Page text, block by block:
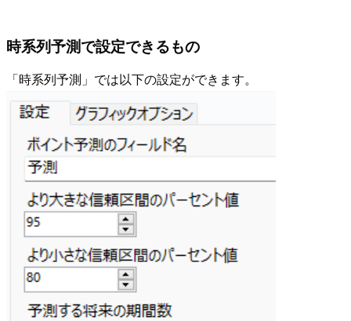
時系列予測で設定できるもの
「時系列予測」では以下の設定ができます。